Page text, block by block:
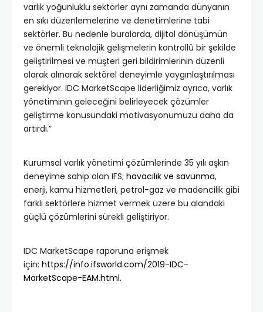
varlık yoğunluklu sektörler aynı zamanda dünyanın
en sıkı düzenlemelerine ve denetimlerine tabi
sektörler. Bu nedenle buralarda, dijital dönüşümün
ve önemli teknolojik gelişmelerin kontrollü bir şekilde
geliştirilmesi ve müşteri geri bildirimlerinin düzenli
olarak alınarak sektörel deneyimle yaygınlaştırılması
gerekiyor. IDC MarketScape liderliğimiz ayrıca, varlık
yönetiminin geleceğini belirleyecek çözümler
geliştirme konusundaki motivasyonumuzu daha da
artırdı.”
Kurumsal varlık yönetimi çözümlerinde 35 yılı aşkın
deneyime sahip olan IFS; havacılık ve savunma,
enerji, kamu hizmetleri, petrol-gaz ve madencilik gibi
farklı sektörlere hizmet vermek üzere bu alandaki
güçlü çözümlerini sürekli geliştiriyor.
IDC MarketScape raporuna erişmek
için: https://info.ifsworld.com/2019-IDC-
MarketScape-EAM.html.